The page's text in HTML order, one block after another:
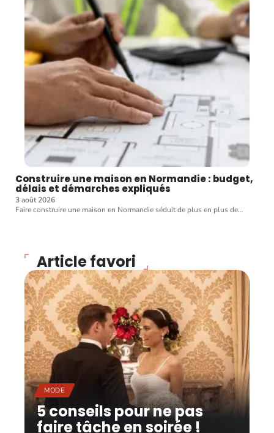
Construire une maison en Normandie : budget,
délais et démarches expliqués
3 août 2026
Faire construire une maison en Normandie séduit de plus en plus de…
Article favori
MODE
5 conseils pour ne pas
faire tâche en soirée !